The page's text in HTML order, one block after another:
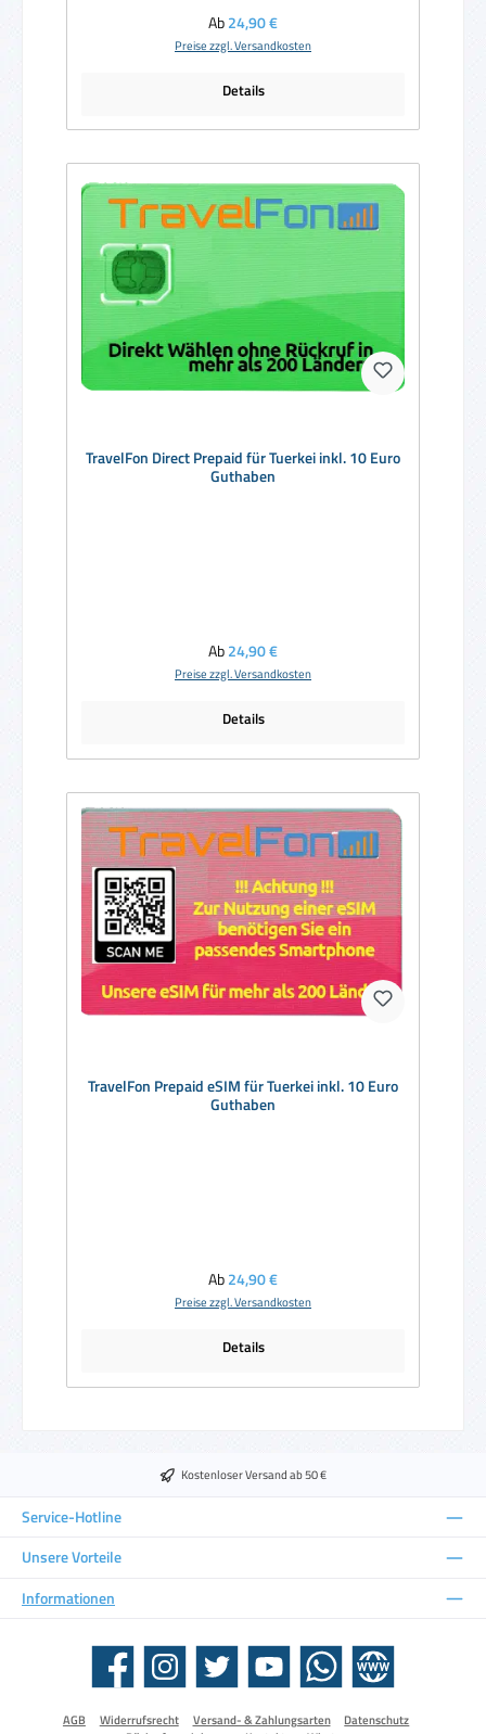
Regulärer Preis:
Ab24,90 €
Preise zzgl. Versandkosten
Details
TravelFon Direct Prepaid für Tuerkei inkl. 10 Euro
Guthaben
Regulärer Preis:
Ab24,90 €
Preise zzgl. Versandkosten
Details
TravelFon Prepaid eSIM für Tuerkei inkl. 10 Euro
Guthaben
Regulärer Preis:
Ab24,90 €
Preise zzgl. Versandkosten
Details
Kostenloser Versand ab 50 €
Service-Hotline
Unsere Vorteile
Informationen
Facebook Instagram Twitter YouTube WhatsApp Website
AGB Widerrufsrecht Versand- & Zahlungsarten
Datenschutz